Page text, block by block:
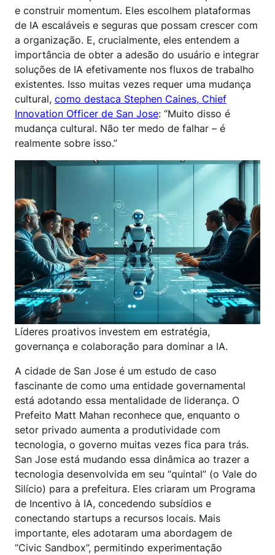
e construir momentum. Eles escolhem plataformas
de IA escaláveis e seguras que possam crescer com
a organização. E, crucialmente, eles entendem a
importância de obter a adesão do usuário e integrar
soluções de IA efetivamente nos fluxos de trabalho
existentes. Isso muitas vezes requer uma mudança
cultural, como destaca Stephen Caines, Chief
Innovation Officer de San Jose: “Muito disso é
mudança cultural. Não ter medo de falhar – é
realmente sobre isso.”
Líderes proativos investem em estratégia,
governança e colaboração para dominar a IA.
A cidade de San Jose é um estudo de caso
fascinante de como uma entidade governamental
está adotando essa mentalidade de liderança. O
Prefeito Matt Mahan reconhece que, enquanto o
setor privado aumenta a produtividade com
tecnologia, o governo muitas vezes fica para trás.
San Jose está mudando essa dinâmica ao trazer a
tecnologia desenvolvida em seu “quintal” (o Vale do
Silício) para a prefeitura. Eles criaram um Programa
de Incentivo à IA, concedendo subsídios e
conectando startups a recursos locais. Mais
importante, eles adotaram uma abordagem de
“Civic Sandbox”, permitindo experimentação